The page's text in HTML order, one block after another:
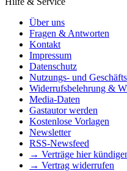
Über uns
Fragen & Antworten
Kontakt
Impressum
Datenschutz
Nutzungs- und
Widerrufsbelehrung &
Media-Daten
Gastautor werden
Kostenlose Vorlagen
Newsletter
RSS-Newsfeed
→ Verträge hier
→ Vertrag widerrufen